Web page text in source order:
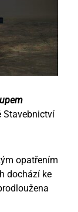
Stavebnictví
opatřením
dochází ke